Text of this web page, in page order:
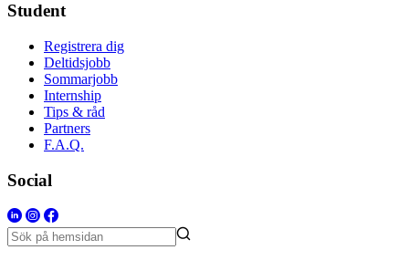
Student
Registrera dig
Deltidsjobb
Sommarjobb
Internship
Tips & råd
Partners
F.A.Q.
Social